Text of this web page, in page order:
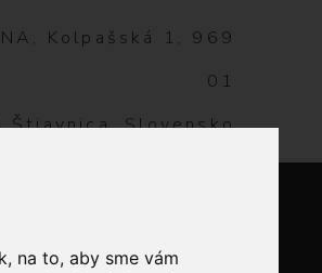
na to, aby sme vám
Kolpašská 1, 969
01
Štiavnica, Slovensko